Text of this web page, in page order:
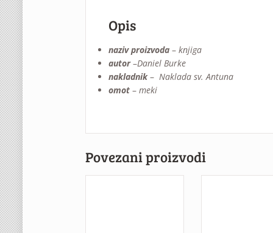
Opis
naziv proizvoda –knjiga
autor–Daniel Burke
nakladnik– Naklada sv. Antuna
omot–meki
Povezani proizvodi